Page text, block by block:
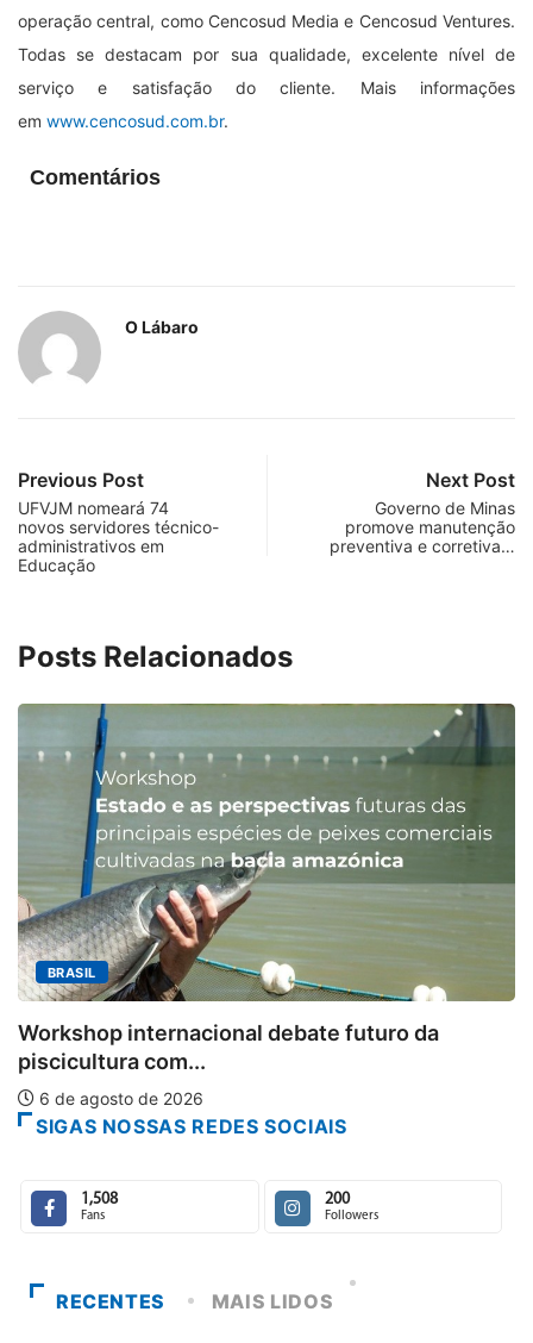
operação central, como Cencosud Media e Cencosud Ventures.
Todas se destacam por sua qualidade, excelente nível de
serviço e satisfação do cliente. Mais informações
em www.cencosud.com.br.
Comentários
O Lábaro
Previous Post
UFVJM nomeará 74
novos servidores técnico-
administrativos em
Educação
Next Post
Governo de Minas
promove manutenção
preventiva e corretiva…
Posts Relacionados
da
MINAS GERAIS
Aberto o credenciamento de
SIGAS NOSSAS REDES SOCIAIS
1,508
Fans
200
Followers
RECENTES MAIS LIDOS